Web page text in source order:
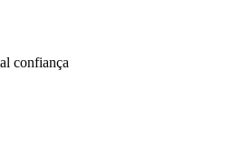
confiança